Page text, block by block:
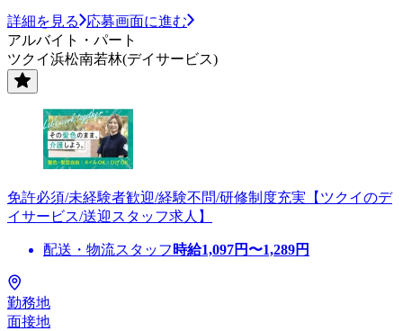
詳細を見る
応募画面に進む
アルバイト・パート
ツクイ浜松南若林(デイサービス)
免許必須/未経験者歓迎/経験不問/研修制度充実【ツクイのデ
イサービス/送迎スタッフ求人】
配送・物流スタッフ 時給1,097円〜1,289円
勤務地
面接地